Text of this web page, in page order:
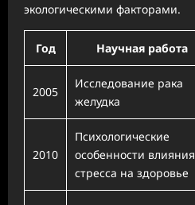
экологическими факторами.
Год Научная работа
2005
Исследование рака
желудка
2010
Психологические
особенности влияния
стресса на здоровье